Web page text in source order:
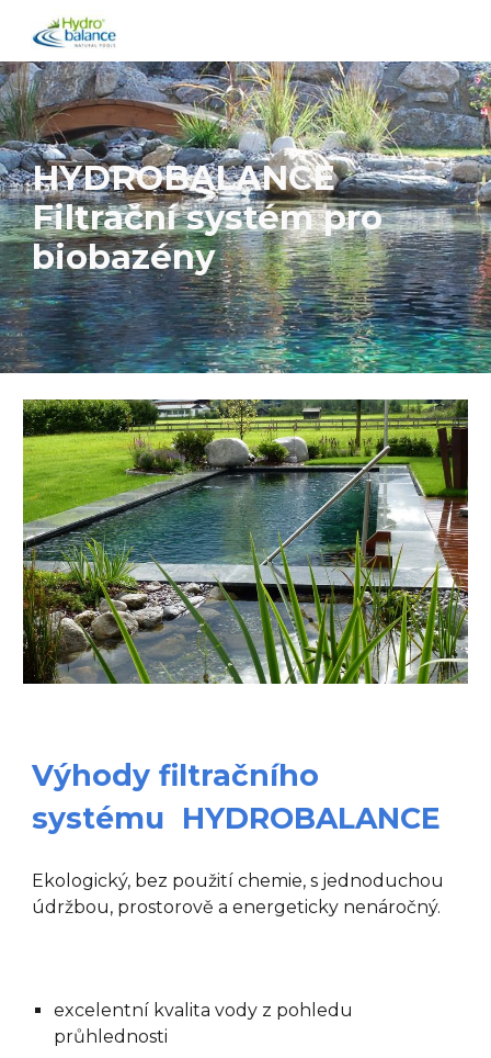
Skip to main content
HYDROBALANCE
Filtrační systém pro
biobazény
Výhody filtračního
systému HYDROBALANCE
Ekologický, bez použití chemie, s jednoduchou
údržbou, prostorově a energeticky nenáročný.
excelentní kvalita vody z pohledu
průhlednosti